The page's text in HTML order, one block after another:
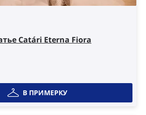
Catári Eterna Fiora
В ПРИМЕРКУ